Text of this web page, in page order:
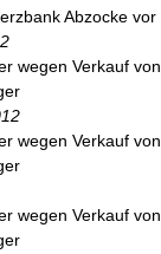
Abzocke vor
wegen Verkauf von
wegen Verkauf von
wegen Verkauf von